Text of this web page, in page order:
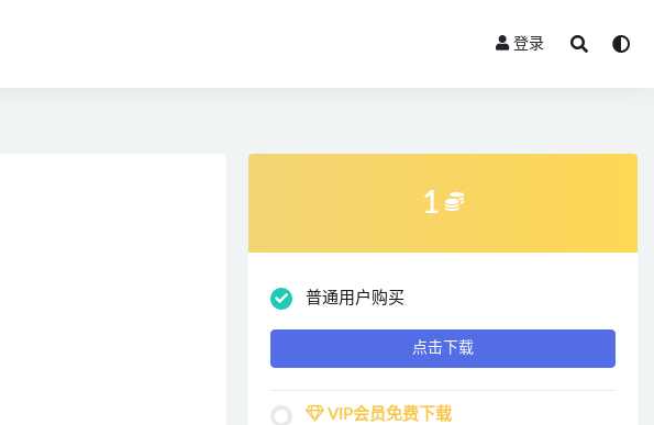
登录
1
普通用户购买
点击下载
VIP会员免费下载